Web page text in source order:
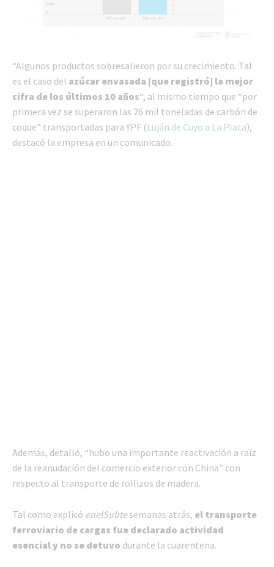
“Algunos productos sobresalieron por su crecimiento. Tal
es el caso del azúcar envasada [que registró] la mejor
cifra de los últimos 10 años“, al mismo tiempo que “por
primera vez se superaron las 26 mil toneladas de carbón de
coque” transportadas para YPF (Luján de Cuyo a La Plata),
destacó la empresa en un comunicado.
Además, detalló, “hubo una importante reactivación a raíz
de la reanudación del comercio exterior con China” con
respecto al transporte de rollizos de madera.
Tal como explicó enelSubtesemanas atrás, el transporte
ferroviario de cargas fue declarado actividad
esencial y no se detuvo durante la cuarentena.